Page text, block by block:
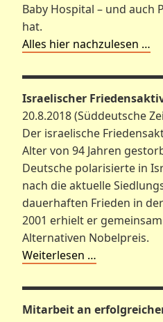
Baby Hospital – und auch
hat.
Alles hier nachzulesen …
Israelischer
20.8.2018 (Süddeutsche
Der israelische
Alter von 94 Jahren
Deutsche polarisierte in
nach die aktuelle
dauerhaften Frieden in
2001 erhielt er
Alternativen Nobelpreis.
Weiterlesen …
Mitarbeit an